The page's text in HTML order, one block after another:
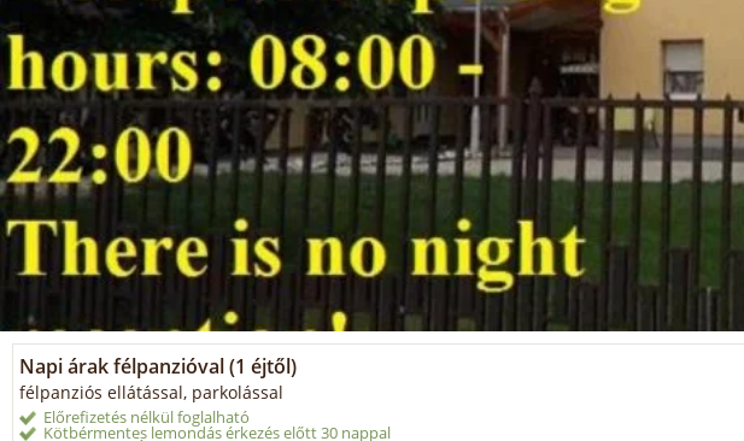
Napi árak félpanzióval (1 éjtől)
félpanziós ellátással, parkolással
Előrefizetés nélkül foglalható
Kötbérmentes lemondás érkezés előtt 30 nappal